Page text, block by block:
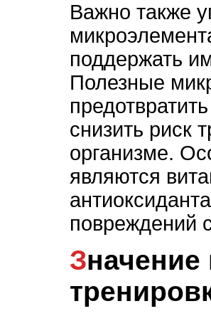
Важно также
поддержать
Полезные
снизить риск
организме.
являются
повреждений
Значение питания после